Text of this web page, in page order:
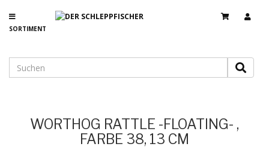
SORTIMENT
WORTHOG RATTLE -FLOATING- ,
FARBE 38, 13 CM